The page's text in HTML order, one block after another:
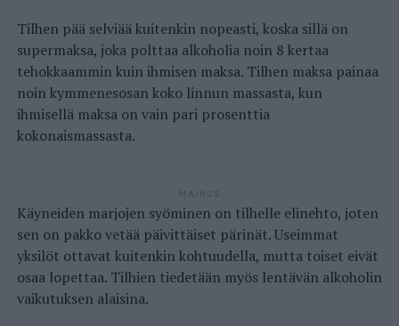
Tilhen pää selviää kuitenkin nopeasti, koska sillä on
supermaksa, joka polttaa alkoholia noin 8 kertaa
tehokkaammin kuin ihmisen maksa. Tilhen maksa painaa
noin kymmenesosan koko linnun massasta, kun
ihmisellä maksa on vain pari prosenttia
kokonaismassasta.
MAINOS
Käyneiden marjojen syöminen on tilhelle elinehto, joten
sen on pakko vetää päivittäiset pärinät. Useimmat
yksilöt ottavat kuitenkin kohtuudella, mutta toiset eivät
osaa lopettaa. Tilhien tiedetään myös lentävän alkoholin
vaikutuksen alaisina.